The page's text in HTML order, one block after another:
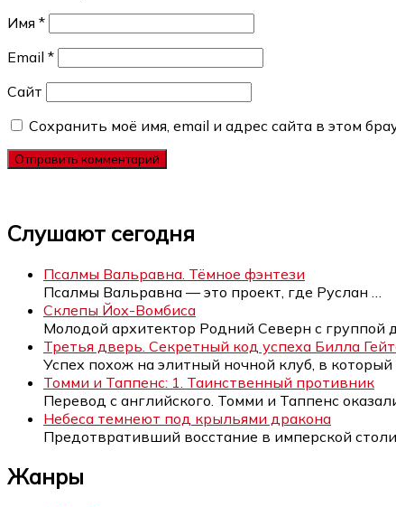
Имя *
Email *
Сайт
Сохранить моё имя, email и адрес сайта в этом
Слушают сегодня
Псалмы Вальравна. Тёмное фэнтези
Псалмы Вальравна — это проект, где Руслан
Склепы Йох-Вомбиса
Молодой архитектор Родний Северн с группой
Третья дверь. Секретный код успеха Билла
Успех похож на элитный ночной клуб, в
Томми и Таппенс: 1. Таинственный противник
Перевод с английского. Томми и Таппенс
Небеса темнеют под крыльями дракона
Предотвративший восстание в имперской
Жанры